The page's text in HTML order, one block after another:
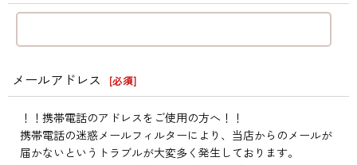
メールアドレス [必須]
！！携帯電話のアドレスをご使用の方へ！！
携帯電話の迷惑メールフィルターにより、当店からのメールが
届かないというトラブルが大変多く発生しております。